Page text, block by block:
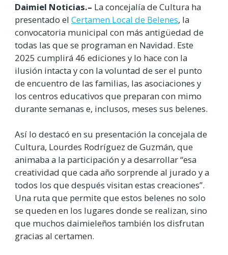
Daimiel Noticias.– La concejalía de Cultura ha
presentado el Certamen Local de Belenes, la
convocatoria municipal con más antigüedad de
todas las que se programan en Navidad. Este
2025 cumplirá 46 ediciones y lo hace con la
ilusión intacta y con la voluntad de ser el punto
de encuentro de las familias, las asociaciones y
los centros educativos que preparan con mimo
durante semanas e, inclusos, meses sus belenes.
Así lo destacó en su presentación la concejala de
Cultura, Lourdes Rodríguez de Guzmán, que
animaba a la participación y a desarrollar “esa
creatividad que cada año sorprende al jurado y a
todos los que después visitan estas creaciones”.
Una ruta que permite que estos belenes no solo
se queden en los lugares donde se realizan, sino
que muchos daimieleños también los disfrutan
gracias al certamen.